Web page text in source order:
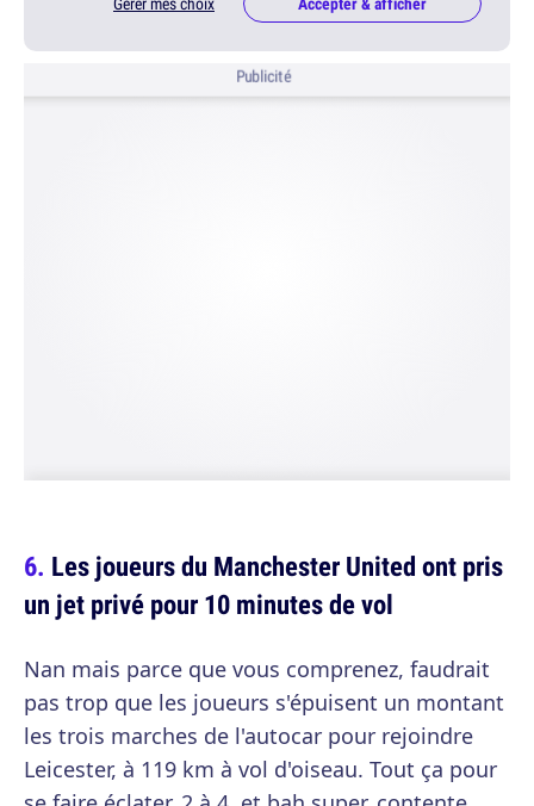
Publicité
Les joueurs du Manchester United ont pris
un jet privé pour 10 minutes de vol
Nan mais parce que vous comprenez, faudrait
pas trop que les joueurs s'épuisent un montant
les trois marches de l'autocar pour rejoindre
Leicester, à 119 km à vol d'oiseau. Tout ça pour